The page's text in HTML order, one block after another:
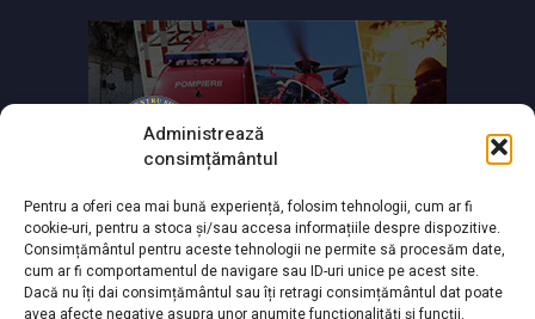
Administrează
consimțământul
Pentru a oferi cea mai bună experiență, folosim tehnologii, cum ar fi
cookie-uri, pentru a stoca și/sau accesa informațiile despre dispozitive.
Consimțământul pentru aceste tehnologii ne permite să procesăm date,
cum ar fi comportamentul de navigare sau ID-uri unice pe acest site.
Dacă nu îți dai consimțământul sau îți retragi consimțământul dat poate
avea afecte negative asupra unor anumite funcționalități și funcții.